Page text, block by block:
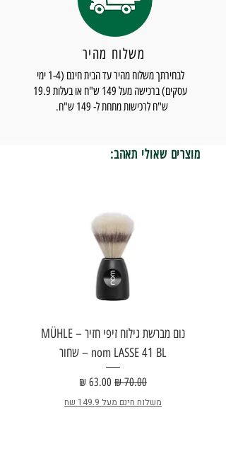
משלוח מהיר
לבחירתך משלוח מהיר עד הבית חינם (1-4 ימי
עסקים) ברכישה מעל 149 ש"ח או בעלות 19.9
ש"ח לרכישות מתחת ל- 149 ש"ח.
מוצרים שאולי תאהב:
נום מברשת גילוח זיפי חזיר – MÜHLE
nom LASSE 41 BL – שחור
מחיר רגיל מחיר מבצע
משלוח חינם מעל 149.9 שח